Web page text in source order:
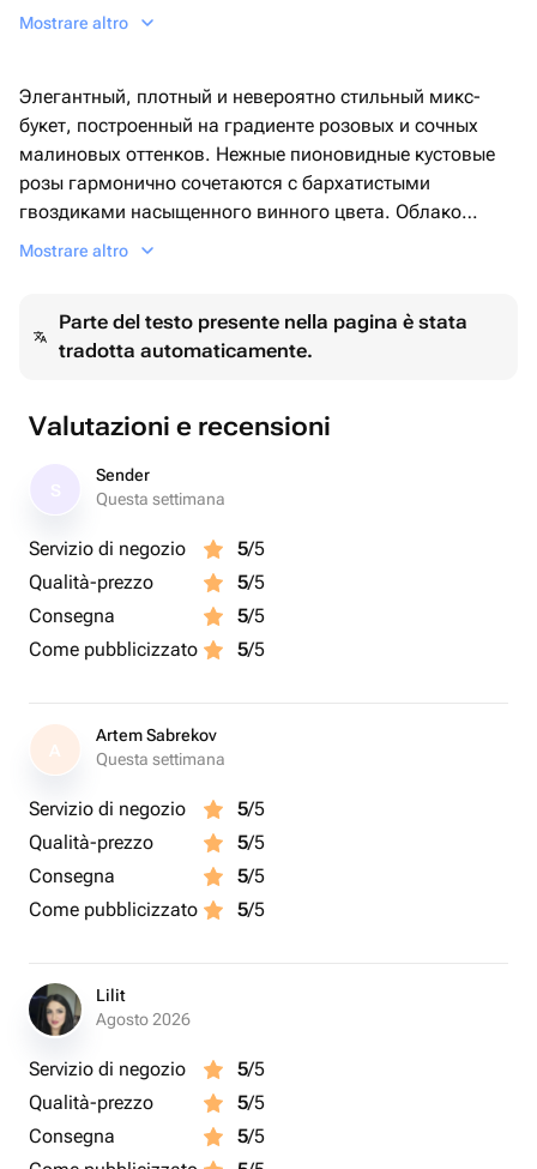
Garofano - 7 pz
Mostrare altro
Элегантный, плотный и невероятно стильный микс-
букет, построенный на градиенте розовых и сочных
малиновых оттенков. Нежные пионовидные кустовые
розы гармонично сочетаются с бархатистыми
гвоздиками насыщенного винного цвета. Облако
белой гипсофилы и мелкие зеленые бутоны придают
благородный характер композиции.🩷
Mostrare altro
Parte del testo presente nella pagina è stata
tradotta automaticamente.
Valutazioni e recensioni
Sender
Questa settimana
Servizio di negozio 5/5
Qualità-prezzo
5/5
Consegna
5/5
Come pubblicizzato
5/5
A
Artem Sabrekov
Questa settimana
Servizio di negozio 5/5
Qualità-prezzo
5/5
Consegna
5/5
Come pubblicizzato
5/5
Lilit
Agosto 2026
Servizio di negozio 5/5
Qualità-prezzo
5/5
Consegna
5/5